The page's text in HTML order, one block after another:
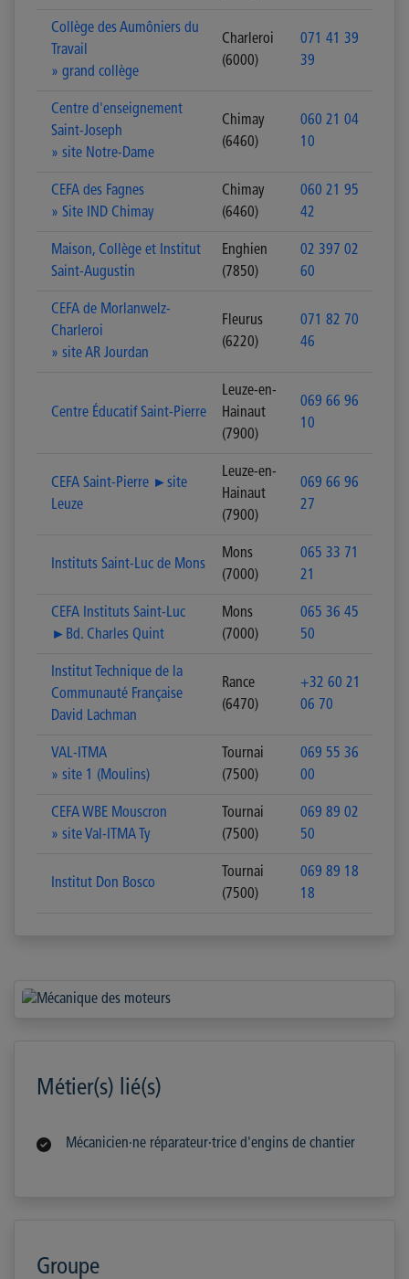
Collège des Aumôniers du
Travail
» grand collège
Charleroi
(6000)
071 41 39
39
Centre d'enseignement
Saint-Joseph
» site Notre-Dame
Chimay
(6460)
060 21 04
10
CEFA des Fagnes
» Site IND Chimay
Chimay
(6460)
060 21 95
42
Maison, Collège et Institut
Saint-Augustin
Enghien
(7850)
02 397 02
60
CEFA de Morlanwelz-
Charleroi
» site AR Jourdan
Fleurus
(6220)
071 82 70
46
Centre Éducatif Saint-Pierre
Leuze-en-
Hainaut
(7900)
069 66 96
10
CEFA Saint-Pierre ►site
Leuze
Leuze-en-
Hainaut
(7900)
069 66 96
27
Instituts Saint-Luc de Mons
Mons
(7000)
065 33 71
21
CEFA Instituts Saint-Luc
►Bd. Charles Quint
Mons
(7000)
065 36 45
50
Institut Technique de la
Communauté Française
David Lachman
Rance
(6470)
+32 60 21
06 70
VAL-ITMA
» site 1 (Moulins)
Tournai
(7500)
069 55 36
00
CEFA WBE Mouscron
» site Val-ITMA Ty
Tournai
(7500)
069 89 02
50
Institut Don Bosco
Tournai
(7500)
069 89 18
18
Métier(s) lié(s)
Mécanicien·ne réparateur·trice d'engins de chantier
Groupe